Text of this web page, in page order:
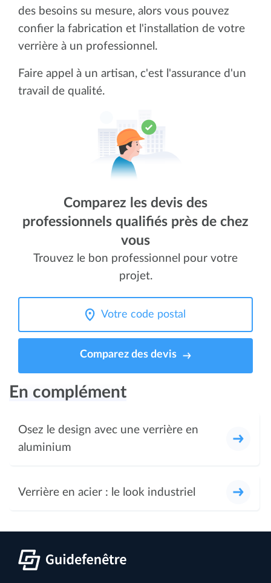
des besoins su mesure, alors vous pouvez
confier la fabrication et l'installation de votre
verrière à un professionnel.
Faire appel à un artisan, c'est l'assurance d'un
travail de qualité.
Comparez les devis des
professionnels qualifiés près de chez
vous
Trouvez le bon professionnel pour votre
projet.
Comparez des devis
En complément
Osez le design avec une verrière en
aluminium
Verrière en acier : le look industriel